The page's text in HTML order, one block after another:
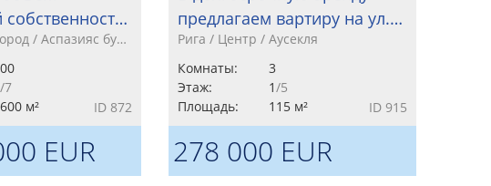
/ Аспазияс бу…
/7
м² ID 872
EUR
предлагаем вартиру на ул.…
Рига / Центр / Аусекля
Комнаты:
3
Этаж:
1/5
Площадь:
115 м² ID 915
278 000 EUR